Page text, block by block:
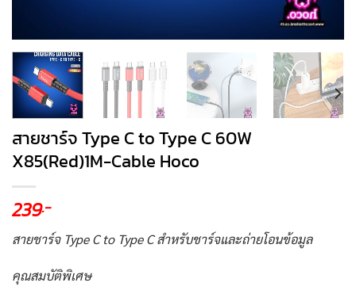
สายชาร์จ Type C to Type C 60W
X85(Red)1M-Cable Hoco
239.-
สายชาร์จ Type C to Type C สำหรับชาร์จและถ่ายโอนข้อมูล
คุณสมบัติพิเศษ